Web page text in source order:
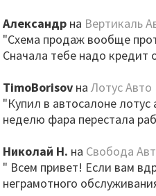
Александр на Вертикаль
"Схема продаж вообще
Сначала тебе надо кредит
TimoBorisov наЛотус Авто
"Купил в автосалоне
неделю фара перестала
Николай Н. на Свобода
" Всем привет! Если вам
неграмотного